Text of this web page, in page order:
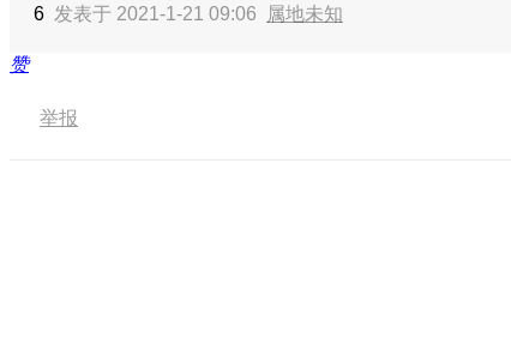
6 发表于 2021-1-21 09:06 属地未知
赞
举报